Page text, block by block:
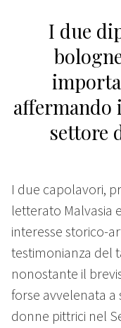
I due
settore
I due capolavori,
letterato Malvasia
interesse storico-
testimonianza del
nonostante il
forse avvelenata a
donne pittrici nel